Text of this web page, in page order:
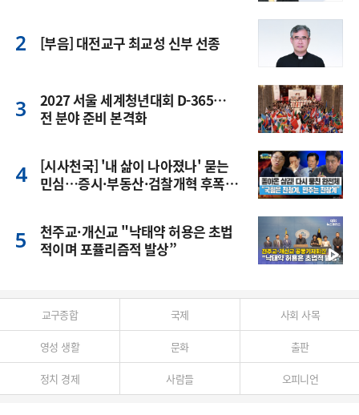
[부음] 대전교구 최교성 신부 선종
2027 서울 세계청년대회 D-365…
전 분야 준비 본격화
[시사천국] '내 삶이 나아졌나' 묻는
민심…증시·부동산·검찰개혁 후폭
천주교·개신교 "낙태약 허용은 초법
적이며 포퓰리즘적 발상”
교구종합 국제 사회 사목
영성 생활 문화 출판
정치 경제 사람들 오피니언